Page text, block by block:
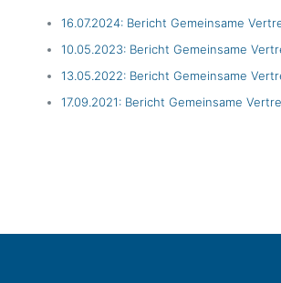
16.07.2024: Bericht Gemeinsame
10.05.2023: Bericht Gemeinsame
13.05.2022: Bericht Gemeinsame
17.09.2021: Bericht Gemeinsame